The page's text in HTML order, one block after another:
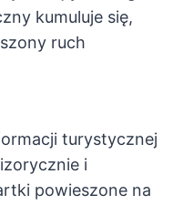
kumuluje się,
ruch
turystycznej
i
powieszone na